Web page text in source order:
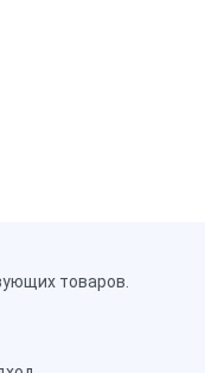
товаров.